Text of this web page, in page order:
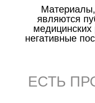
являются
негативные
ЕСТЬ